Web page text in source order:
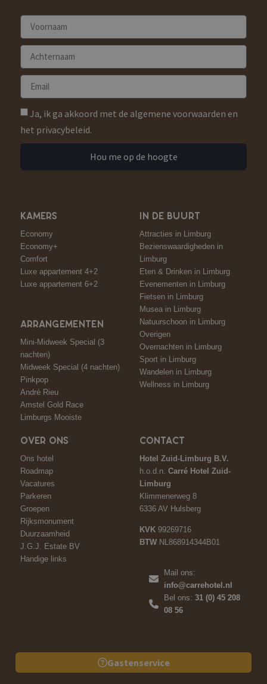
Ja, ik ga akkoord met de algemene voorwaarden en
het privacybeleid.
Hou me op de hoogte
KAMERS
Economy
Economy+
Comfort
Luxe appartement 4+2
Luxe appartement 6+2
ARRANGEMENTEN
Mini-Midweek Special (3
nachten)
Midweek Special (4 nachten)
Pinkpop
André Rieu
Amstel Gold Race
Limburgs Mooiste
IN DE BUURT
Attracties in Limburg
Bezienswaardigheden in
Limburg
Eten & Drinken in Limburg
Evenementen in Limburg
Fietsen in Limburg
Musea in Limburg
Natuurschoon in Limburg
Overigen
Overnachten in Limburg
Sport in Limburg
Wandelen in Limburg
Wellness in Limburg
OVER ONS
Ons hotel
Roadmap
Vacatures
Parkeren
Groepen
Rijksmonument
Duurzaamheid
J.G.J. Estate BV
Handige links
CONTACT
Hotel Zuid-Limburg B.V.
h.o.d.n. Carré Hotel Zuid-
Limburg
Klimmenerweg 8
6336 AV Hulsberg
KVK 99269716
BTW NL868914344B01
Mail ons:
info@carrehotel.nl
Bel ons: 31 (0) 45 208
08 56
Gastenservice